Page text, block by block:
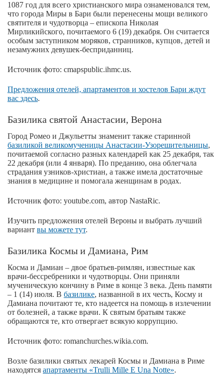
1087 год для всего христианского мира ознаменовался тем,
что города Миры в Бари были перенесены мощи великого
святителя и чудотворца – епископа Николая
Мирликийского, почитаемого 6 (19) декабря. Он считается
особым заступником моряков, странников, купцов, детей и
незамужних девушек-бесприданниц.
Источник фото: cmapspublic.ihmc.us.
Предложения отелей, апартаментов и хостелов Бари ждут
вас здесь.
Базилика святой Анастасии, Верона
Город Ромео и Джульетты знаменит также старинной
базиликой великомученицы Анастасии-Узорешительницы,
почитаемой согласно разных календарей как 25 декабря, так
22 декабря (или 4 января). По преданию, она облегчала
страдания узников-христиан, а также имела достаточные
знания в медицине и помогала женщинам в родах.
Источник фото: youtube.com, автор NastaRic.
Изучить предложения отелей Вероны и выбрать лучший
вариант вы можете тут.
Базилика Космы и Дамиана, Рим
Косма и Дамиан – двое братьев-римлян, известные как
врачи-бессребреники и чудотворцы. Они приняли
мученическую кончину в Риме в конце 3 века. День памяти
– 1 (14) июля. В базилике, названной в их честь, Косму и
Дамиана почитают те, кто надеется на помощь в излечении
от болезней, а также врачи. К святым братьям также
обращаются те, кто отвергает всякую коррупцию.
Источник фото: romanchurches.wikia.com.
Возле базилики святых лекарей Космы и Дамиана в Риме
находятся апартаменты «Trulli Mille E Una Notte».